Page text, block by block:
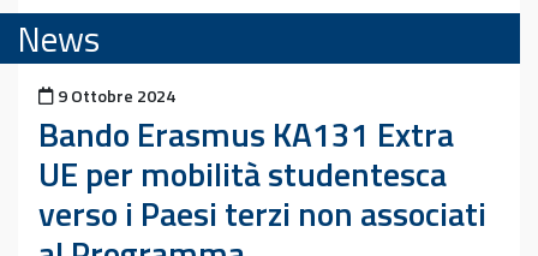
News
Pubblicato il
9 Ottobre 2024
Bando Erasmus KA131 Extra
UE per mobilità studentesca
verso i Paesi terzi non associati